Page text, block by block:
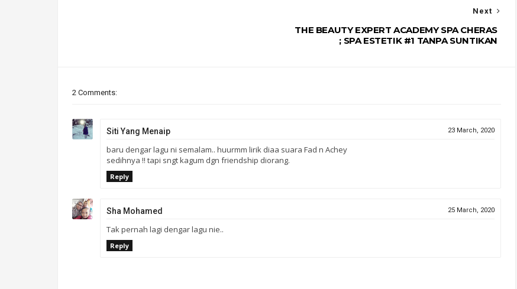
Next
THE BEAUTY EXPERT ACADEMY SPA CHERAS
; SPA ESTETIK #1 TANPA SUNTIKAN
2 Comments:
Siti Yang Menaip 23 March, 2020
baru dengar lagu ni semalam.. huurmm lirik diaa suara Fad n Achey
sedihnya !! tapi sngt kagum dgn friendship diorang.
Reply
Sha Mohamed 25 March, 2020
Tak pernah lagi dengar lagu nie..
Reply